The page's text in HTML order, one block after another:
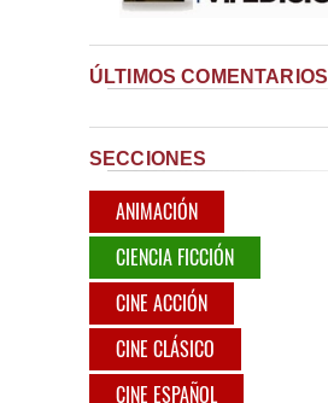
ÚLTIMOS COMENTARIOS
SECCIONES
ANIMACIÓN
CIENCIA FICCIÓN
CINE ACCIÓN
CINE CLÁSICO
CINE ESPAÑOL